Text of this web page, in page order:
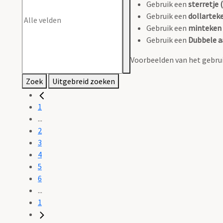
Gebruik een sterretje
Gebruik een
Gebruik een minteken
Gebruik een Dubbele
Voorbeelden van het
Zoek Uitgebreid zoeken
1
...
2
3
4
5
6
...
1